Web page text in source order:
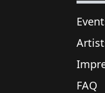
FAQ